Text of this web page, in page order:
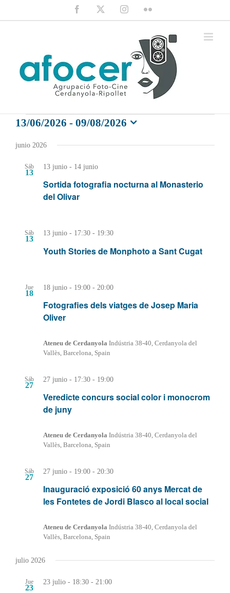
Facebook InstagramFlickr
Eventos
13/06/2026 - 09/08/2026
la
junio 2026
Sáb
13
Sortida fotografia nocturna al Monasterio
del Olivar
13 junio - 14 junio
Sáb
13
Youth Stories de Monphoto a Sant Cugat
13 junio - 17:30 - 19:30
Jue
18
Fotografies dels viatges de Josep Maria
Oliver
18 junio - 19:00 - 20:00
Ateneu de Cerdanyola Indústria 38-40, Cerdanyola del
Vallès, Barcelona, Spain
Sáb
27
Veredicte concurs social color i monocrom
de juny
27 junio - 17:30 - 19:00
Ateneu de Cerdanyola Indústria 38-40, Cerdanyola del
Vallès, Barcelona, Spain
Sáb
27
Inauguració exposició 60 anys Mercat de
les Fontetes de Jordi Blasco al local social
27 junio - 19:00 - 20:30
Ateneu de Cerdanyola Indústria 38-40, Cerdanyola del
Vallès, Barcelona, Spain
julio 2026
Jue
23
23 julio - 18:30 - 21:00